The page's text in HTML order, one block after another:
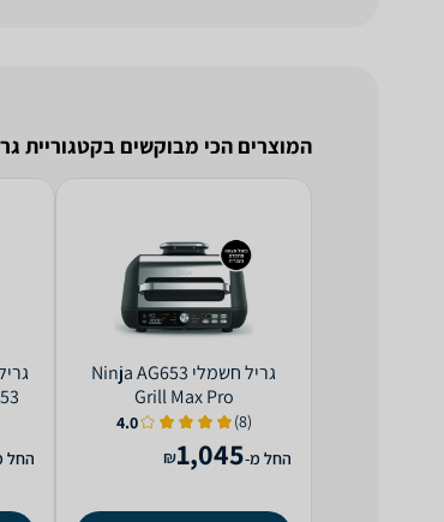
המוצרים הכי מבוקשים בקטגוריית
‏גריל ‏חשמלי Ninja AG653
Grill Max Pro
(8)
4.0
החל מ-1,045
₪
החל